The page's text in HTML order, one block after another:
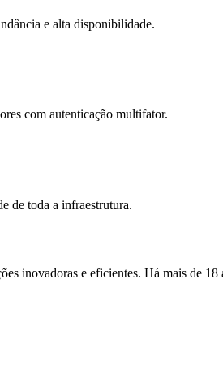
e alta disponibilidade.
com autenticação multifator.
de toda a infraestrutura.
inovadoras e eficientes. Há mais de